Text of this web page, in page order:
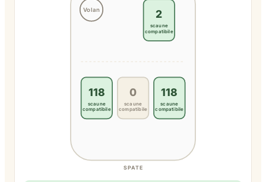
Volan
SPATE
2
scaune
compatibile
118
scaune
compatibile
0
scaune
compatibile
118
scaune
compatibile